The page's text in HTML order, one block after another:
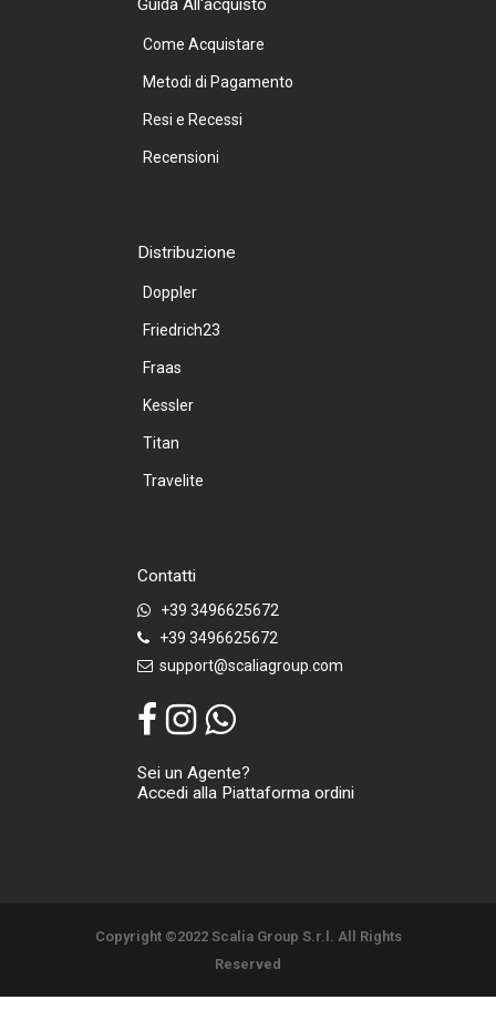
Guida All'acquisto
Come Acquistare
Metodi di Pagamento
Resi e Recessi
Recensioni
Distribuzione
Doppler
Friedrich23
Fraas
Kessler
Titan
Travelite
Contatti
+39 3496625672
+39 3496625672
support@scaliagroup.com
Sei un Agente?
Accedi alla Piattaforma ordini
Copyright ©2022 Scalia Group S.r.l. All Rights
Reserved